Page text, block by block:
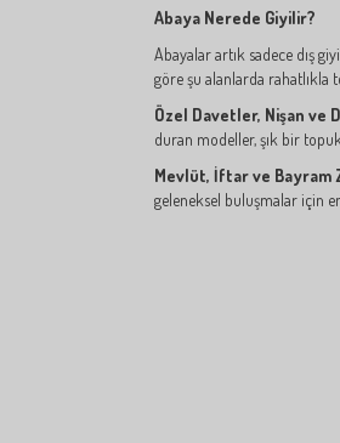
Abaya Nerede Giyilir?
Abayalar artık sadece dış
göre şu alanlarda rahatlıkla
Özel Davetler, Nişan ve
duran modeller, şık bir
Mevlüt, İftar ve Bayram
geleneksel buluşmalar için